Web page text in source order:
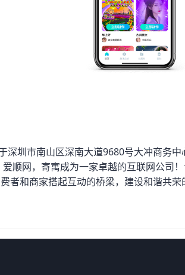
圳市南山区深南大道9680号大冲商务中
顺网，寄寓成为一家卓越的互联网公司
和商家搭起互动的桥梁，建设和谐共荣